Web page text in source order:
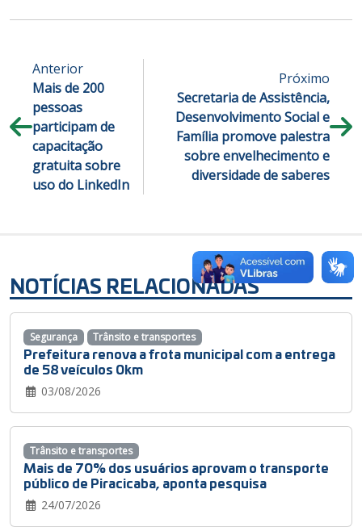
Anterior
Mais de 200
pessoas
participam de
capacitação
gratuita sobre
uso do LinkedIn
Próximo
Secretaria de Assistência,
Desenvolvimento Social e
Família promove palestra
sobre envelhecimento e
diversidade de saberes
NOTÍCIAS RELACIONADAS
Prefeitura renova a frota municipal com a entrega
de 58 veículos 0km
03/08/2026
Segurança Trânsito e transportes
Mais de 70% dos usuários aprovam o transporte
público de Piracicaba, aponta pesquisa
24/07/2026
Trânsito e transportes